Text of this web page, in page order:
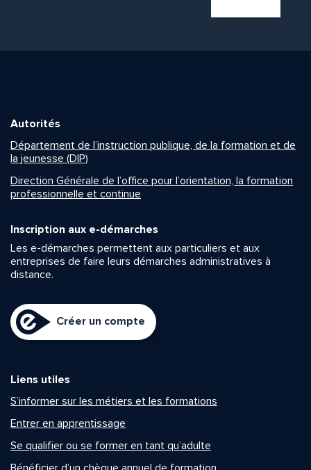
Autorités
Département de l’instruction publique, de la formation et de
la jeunesse (DIP)
Direction Générale de l’office pour l’orientation, la formation
professionnelle et continue
Inscription aux e-démarches
Les e-démarches permettent aux particuliers et aux
entreprises de faire leurs démarches administratives à
distance.
Créer un compte
Liens utiles
S’informer sur les métiers et les formations
Entrer en apprentissage
Se qualifier ou se former en tant qu’adulte